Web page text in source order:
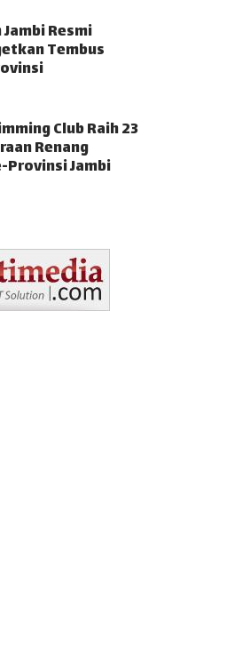
Resmi
Tembus
Club Raih 23
Renang
Provinsi Jambi